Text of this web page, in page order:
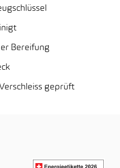
Bereifung
geprüft